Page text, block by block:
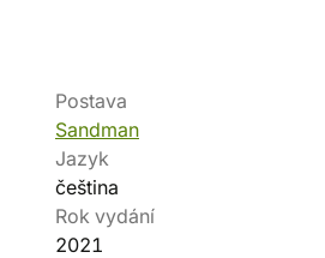
Postava
Sandman
Jazyk
čeština
Rok vydání
2021